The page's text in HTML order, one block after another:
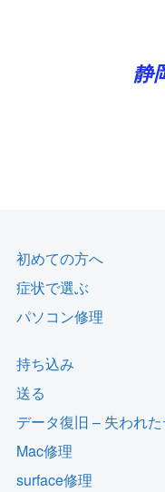
静
初めての方へ
症状で選ぶ
パソコン修理
持ち込み
送る
データ復旧 – 失われ
Mac修理
surface修理